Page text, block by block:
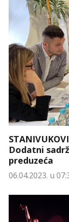
Dodatni
preduzeća
06.04.2023. u